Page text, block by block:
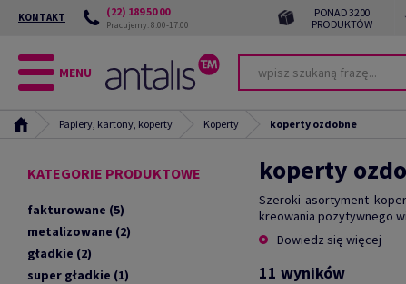
KONTAKT (22) 189 50 00
Pracujemy: 8:00-17:00
PONAD 3200
PRODUKTÓW
MENU
Papiery, kartony, koperty Koperty koperty ozdobne
KATEGORIE PRODUKTOWE
fakturowane (5)
metalizowane (2)
gładkie (2)
super gładkie (1)
koperty
Szeroki asortyment
kreowania pozytywnego
Dowiedz się więcej
11 wyników